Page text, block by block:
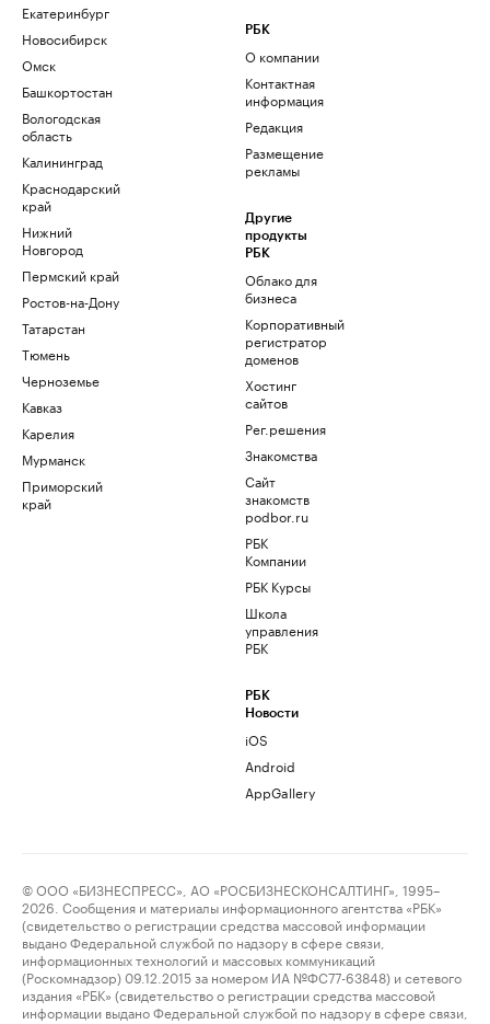
Екатеринбург
Новосибирск
Омск
Башкортостан
Вологодская
область
Калининград
Краснодарский
край
Нижний
Новгород
Пермский край
Ростов-на-Дону
Татарстан
Тюмень
Черноземье
Кавказ
Карелия
Мурманск
Приморский
край
РБК
О компании
Контактная
информация
Редакция
Размещение
рекламы
Другие
продукты
РБК
Облако для
бизнеса
Корпоративный
регистратор
доменов
Хостинг
сайтов
Рег.решения
Знакомства
Сайт
знакомств
podbor.ru
РБК
Компании
РБК Курсы
Школа
управления
РБК
РБК
Новости
iOS
Android
AppGallery
© ООО «БИЗНЕСПРЕСС», АО «РОСБИЗНЕСКОНСАЛТИНГ», 1995–
2026. Сообщения и материалы информационного агентства «РБК»
(свидетельство о регистрации средства массовой информации
выдано Федеральной службой по надзору в сфере связи,
информационных технологий и массовых коммуникаций
(Роскомнадзор) 09.12.2015 за номером ИА №ФС77-63848) и сетевого
издания «РБК» (свидетельство о регистрации средства массовой
информации выдано Федеральной службой по надзору в сфере связи,